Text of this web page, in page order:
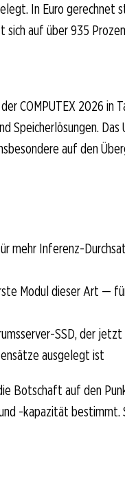
In Euro gerechnet
sich auf über 935
COMPUTEX 2026 in
Speicherlösungen. Das
auf den
mehr Inferenz-
Modul dieser Art —
SSD, der
ausgelegt ist
Botschaft auf den
-kapazität bestimmt.